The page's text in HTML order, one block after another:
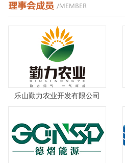
乐山勤力农业开发有限公司